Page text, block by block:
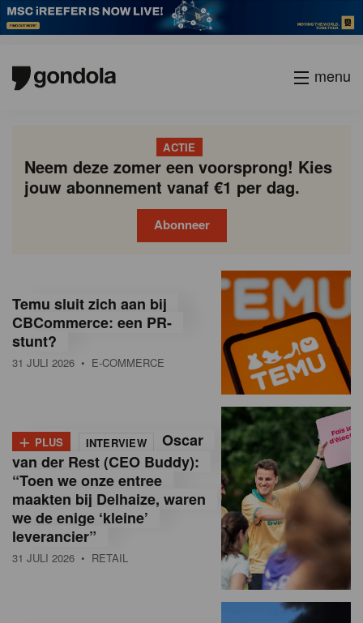
menu
ACTIE
Neem deze zomer een voorsprong! Kies
jouw abonnement vanaf €1 per dag.
Abonneer
o
n
d
a
M
a
g
a
Temu sluit zich aan bij
CBCommerce: een PR-
stunt?
31 JULI 2026 • E-COMMERCE
+ PLUS INTERVIEW
Oscar
van der Rest (CEO Buddy):
“Toen we onze entree
maakten bij Delhaize, waren
we de enige ‘kleine’
leverancier”
31 JULI 2026 • RETAIL